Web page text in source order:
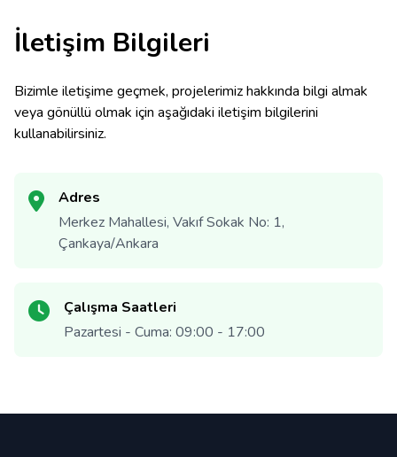
İletişim Bilgileri
Bizimle iletişime geçmek, projelerimiz hakkında bilgi almak
veya gönüllü olmak için aşağıdaki iletişim bilgilerini
kullanabilirsiniz.
Adres
Merkez Mahallesi, Vakıf Sokak No: 1,
Çankaya/Ankara
Çalışma Saatleri
Pazartesi - Cuma: 09:00 - 17:00